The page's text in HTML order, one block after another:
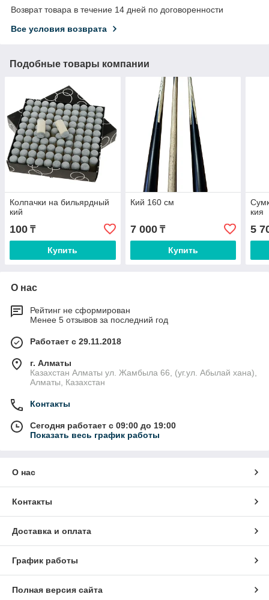
Возврат товара в течение 14 дней по договоренности
Все условия возврата
Подобные товары компании
Колпачки на бильярдный
кий
100 ₸
Купить
Кий 160 см
7 000₸
Купить
кия
5
О нас
Рейтинг не сформирован
Менее 5 отзывов за последний год
Работает с 29.11.2018
г. Алматы
Казахстан Алматы ул. Жамбыла 66, (уг.ул. Абылай хана),
Алматы, Казахстан
Контакты
Сегодня работает с 09:00 до 19:00
Показать весь график работы
О нас
Контакты
Доставка и оплата
График работы
Полная версия сайта